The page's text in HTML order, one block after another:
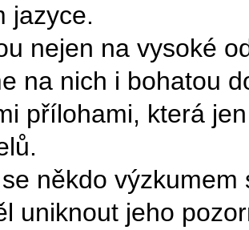
jazyce.
nejen na vysoké
na nich i bohatou
přílohami, která
někdo
uniknout jeho